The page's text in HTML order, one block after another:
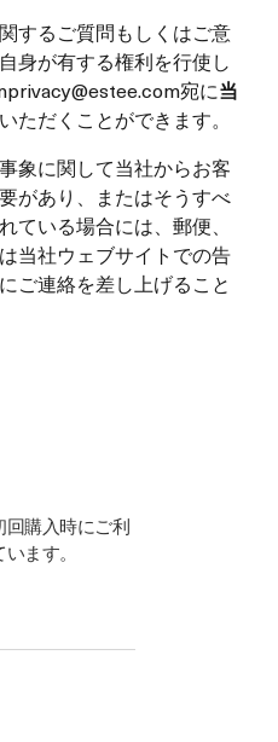
するご質問もしくはご意
身が有する権利を行使し
宛に当
ただくことができます。
象に関して当社からお客
があり、またはそうすべ
ている場合には、郵便、
当社ウェブサイトでの告
ご連絡を差し上げること
回購入時にご利
ます。